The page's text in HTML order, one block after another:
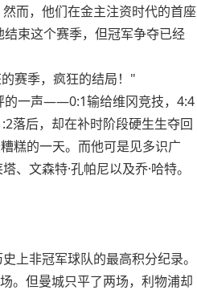
而，他们在金主注资时代的首座
束这个赛季，但冠军争夺已经
赛季，疯狂的结局！"
的一声——0:1输给维冈竞技，4:4
落后，却在补时阶段硬生生夺回
糕的一天。而他可是见多识广
、文森特·孔帕尼以及乔·哈特。
上非冠军球队的最高积分纪录。
。但曼城只平了两场，利物浦却